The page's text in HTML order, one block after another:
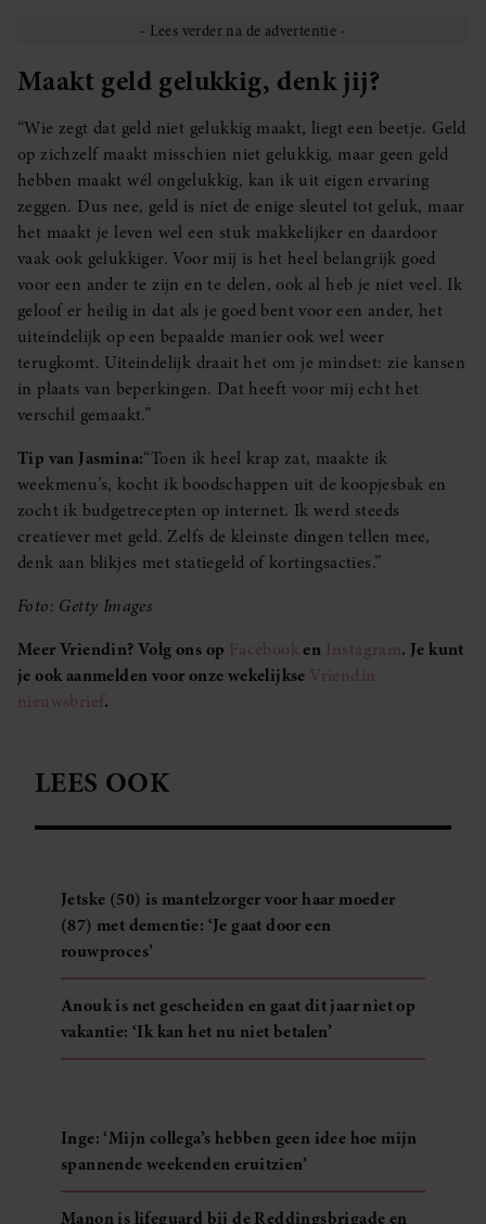
Maakt geld gelukkig, denk jij?
“Wie zegt dat geld niet gelukkig maakt, liegt een beetje. Geld
op zichzelf maakt misschien niet gelukkig, maar geen geld
hebben maakt wél ongelukkig, kan ik uit eigen ervaring
zeggen. Dus nee, geld is niet de enige sleutel tot geluk, maar
het maakt je leven wel een stuk makkelijker en daardoor
vaak ook gelukkiger. Voor mij is het heel belangrijk goed
voor een ander te zijn en te delen, ook al heb je niet veel. Ik
geloof er heilig in dat als je goed bent voor een ander, het
uiteindelijk op een bepaalde manier ook wel weer
terugkomt. Uiteindelijk draait het om je mindset: zie kansen
in plaats van beperkingen. Dat heeft voor mij echt het
verschil gemaakt.”
Tip van Jasmina:“Toen ik heel krap zat, maakte ik
weekmenu’s, kocht ik boodschappen uit de koopjesbak en
zocht ik budgetrecepten op internet. Ik werd steeds
creatiever met geld. Zelfs de kleinste dingen tellen mee,
denk aan blikjes met statiegeld of kortingsacties.”
Foto: Getty Images
Meer Vriendin? Volg ons op Facebooken Instagram. Je kunt
je ook aanmelden voor onze wekelijkse Vriendin
nieuwsbrief.
LEES OOK
Jetske (50) is mantelzorger voor haar moeder
(87) met dementie: ‘Je gaat door een
rouwproces’
Anouk is net gescheiden en gaat dit jaar niet op
vakantie: ‘Ik kan het nu niet betalen’
Inge: ‘Mijn collega’s hebben geen idee hoe mijn
spannende weekenden eruitzien’
Manon is lifeguard bij de Reddingsbrigade en